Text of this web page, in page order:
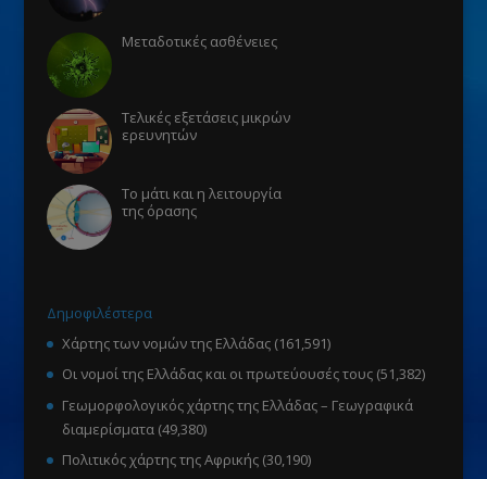
Μεταδοτικές ασθένειες
Τελικές εξετάσεις μικρών
ερευνητών
Το μάτι και η λειτουργία
της όρασης
Δημοφιλέστερα
Χάρτης των νομών της Ελλάδας (161,591)
Οι νομοί της Ελλάδας και οι πρωτεύουσές τους (51,382)
Γεωμορφολογικός χάρτης της Ελλάδας – Γεωγραφικά
διαμερίσματα (49,380)
Πολιτικός χάρτης της Αφρικής (30,190)